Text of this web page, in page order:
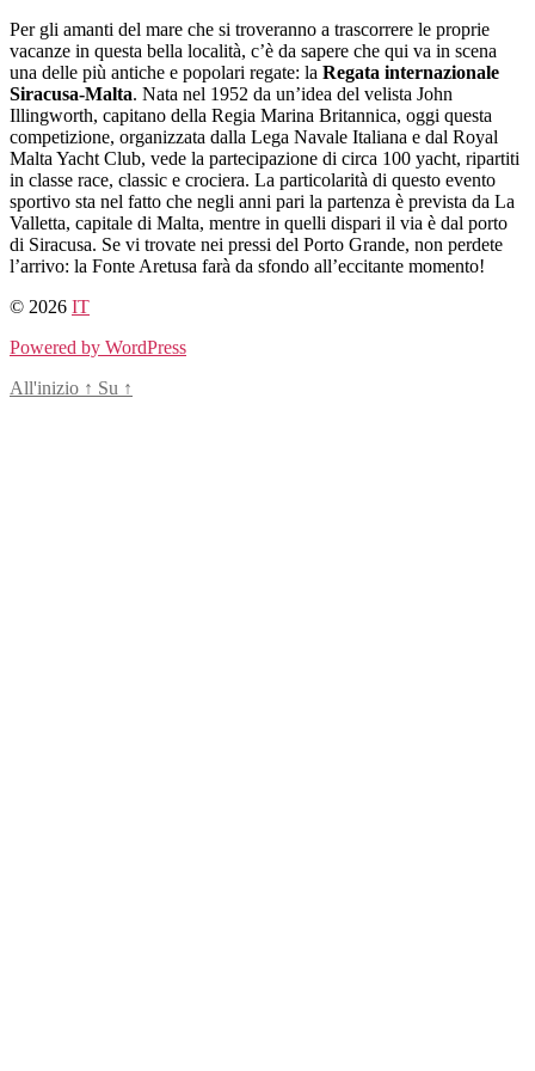
Salta
al
contenuto
Per gli amanti del mare che si troveranno a trascorrere le proprie
vacanze in questa bella località, c’è da sapere che qui va in scena
una delle più antiche e popolari regate: la Regata internazionale
Siracusa-Malta. Nata nel 1952 da un’idea del velista John
Illingworth, capitano della Regia Marina Britannica, oggi questa
competizione, organizzata dalla Lega Navale Italiana e dal Royal
Malta Yacht Club, vede la partecipazione di circa 100 yacht, ripartiti
in classe race, classic e crociera. La particolarità di questo evento
sportivo sta nel fatto che negli anni pari la partenza è prevista da La
Valletta, capitale di Malta, mentre in quelli dispari il via è dal porto
di Siracusa. Se vi trovate nei pressi del Porto Grande, non perdete
l’arrivo: la Fonte Aretusa farà da sfondo all’eccitante momento!
© 2026 IT
Powered by WordPress
All'inizio ↑ Su ↑